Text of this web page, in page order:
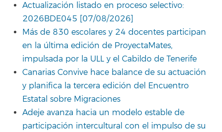
Actualización listado en proceso selectivo:
2026BDE045 [07/08/2026]
Más de 830 escolares y 24 docentes participan
en la última edición de ProyectaMates,
impulsada por la ULL y el Cabildo de Tenerife
Canarias Convive hace balance de su actuación
y planifica la tercera edición del Encuentro
Estatal sobre Migraciones
Adeje avanza hacia un modelo estable de
participación intercultural con el impulso de su